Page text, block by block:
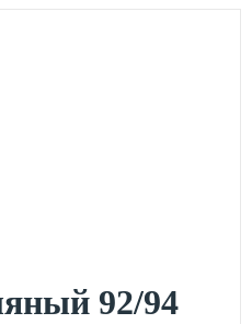
92/94